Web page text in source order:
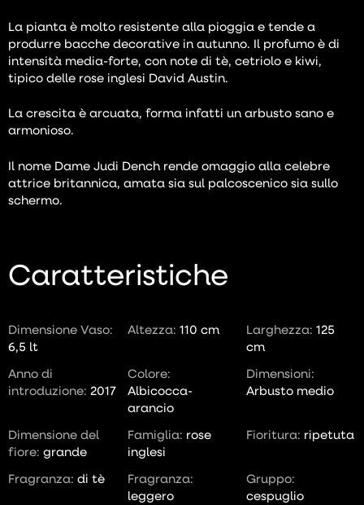
La pianta è molto resistente alla pioggia e tende a
produrre bacche decorative in autunno. Il profumo è di
intensità media-forte, con note di tè, cetriolo e kiwi,
tipico delle rose inglesi David Austin.
La crescita è arcuata, forma infatti un arbusto sano e
armonioso.
Il nome Dame Judi Dench rende omaggio alla celebre
attrice britannica, amata sia sul palcoscenico sia sullo
schermo.
Caratteristiche
Dimensione Vaso:
6,5 lt
Altezza: 110 cm Larghezza:125
cm
Anno di
introduzione: 2017
Colore:
Albicocca-
arancio
Dimensioni:
Arbusto medio
Dimensione del
fiore: grande
Famiglia: rose
inglesi
Fioritura: ripetuta
Fragranza: di tè
Fragranza:
leggero
Gruppo:
cespuglio